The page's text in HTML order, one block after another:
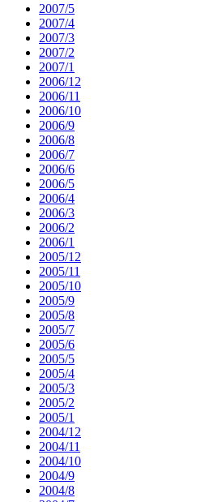
2007/5
2007/4
2007/3
2007/2
2007/1
2006/12
2006/11
2006/10
2006/9
2006/8
2006/7
2006/6
2006/5
2006/4
2006/3
2006/2
2006/1
2005/12
2005/11
2005/10
2005/9
2005/8
2005/7
2005/6
2005/5
2005/4
2005/3
2005/2
2005/1
2004/12
2004/11
2004/10
2004/9
2004/8